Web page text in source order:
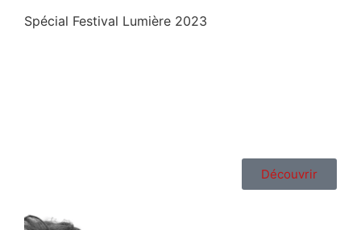
Spécial Festival Lumière 2023
Découvrir